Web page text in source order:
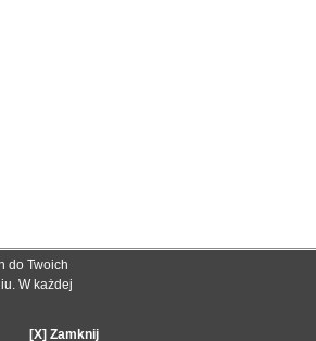
produktów.
do Twoich
W każdej
[X] Zamknij